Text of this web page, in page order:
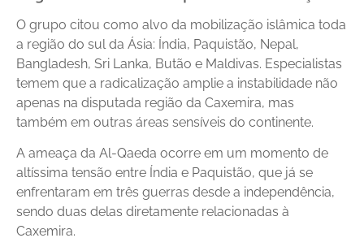
O grupo citou como alvo da mobilização islâmica toda
a região do sul da Ásia: Índia, Paquistão, Nepal,
Bangladesh, Sri Lanka, Butão e Maldivas. Especialistas
temem que a radicalização amplie a instabilidade não
apenas na disputada região da Caxemira, mas
também em outras áreas sensíveis do continente.
A ameaça da Al-Qaeda ocorre em um momento de
altíssima tensão entre Índia e Paquistão, que já se
enfrentaram em três guerras desde a independência,
sendo duas delas diretamente relacionadas à
Caxemira.